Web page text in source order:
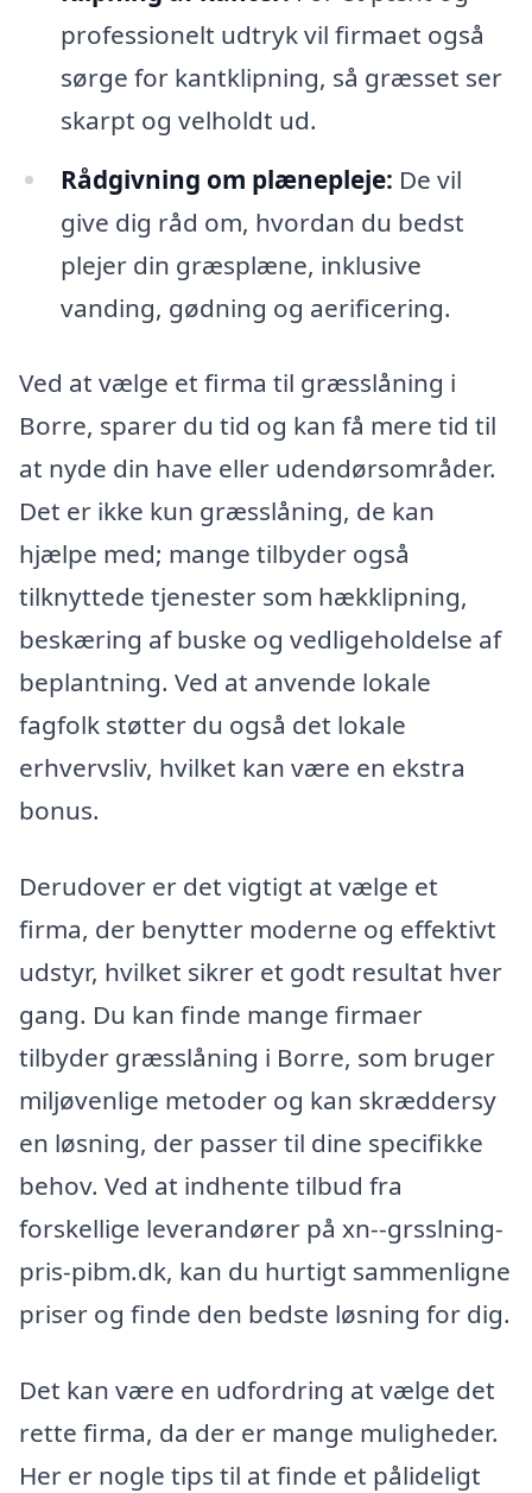
professionelt udtryk vil firmaet også
sørge for kantklipning, så græsset ser
skarpt og velholdt ud.
Rådgivning om plænepleje: De vil
give dig råd om, hvordan du bedst
plejer din græsplæne, inklusive
vanding, gødning og aerificering.
Ved at vælge et firma til græsslåning i
Borre, sparer du tid og kan få mere tid til
at nyde din have eller udendørsområder.
Det er ikke kun græsslåning, de kan
hjælpe med; mange tilbyder også
tilknyttede tjenester som hækklipning,
beskæring af buske og vedligeholdelse af
beplantning. Ved at anvende lokale
fagfolk støtter du også det lokale
erhvervsliv, hvilket kan være en ekstra
bonus.
Derudover er det vigtigt at vælge et
firma, der benytter moderne og effektivt
udstyr, hvilket sikrer et godt resultat hver
gang. Du kan finde mange firmaer
tilbyder græsslåning i Borre, som bruger
miljøvenlige metoder og kan skræddersy
en løsning, der passer til dine specifikke
behov. Ved at indhente tilbud fra
forskellige leverandører på xn--grsslning-
pris-pibm.dk, kan du hurtigt sammenligne
priser og finde den bedste løsning for dig.
Det kan være en udfordring at vælge det
rette firma, da der er mange muligheder.
Her er nogle tips til at finde et pålideligt